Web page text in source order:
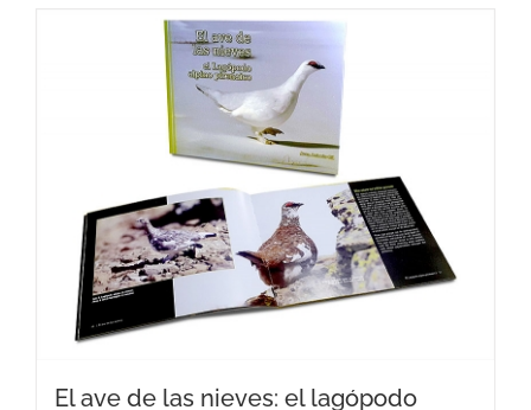
El ave de las nieves: el lagópodo